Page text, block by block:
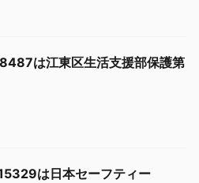
は江東区生活支援部保護第
は日本セーフティー